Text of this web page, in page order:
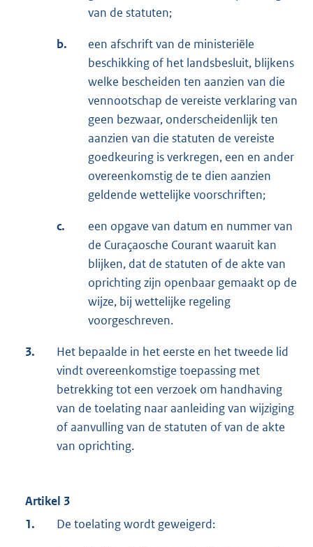
van de statuten;
b.
een afschrift van de ministeriële
beschikking of het landsbesluit, blijkens
welke bescheiden ten aanzien van die
vennootschap de vereiste verklaring van
geen bezwaar, onderscheidenlijk ten
aanzien van die statuten de vereiste
goedkeuring is verkregen, een en ander
overeenkomstig de te dien aanzien
geldende wettelijke voorschriften;
c.
een opgave van datum en nummer van
de Curaçaosche Courant waaruit kan
blijken, dat de statuten of de akte van
oprichting zijn openbaar gemaakt op de
wijze, bij wettelijke regeling
voorgeschreven.
3.
Het bepaalde in het eerste en het tweede lid
vindt overeenkomstige toepassing met
betrekking tot een verzoek om handhaving
van de toelating naar aanleiding van wijziging
of aanvulling van de statuten of van de akte
van oprichting.
Artikel 3
1.
De toelating wordt geweigerd: